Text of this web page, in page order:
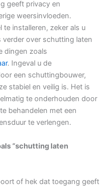
geeft privacy en
weersinvloeden.
te installeren, zeker als u
over schutting laten
dingen zoals
. Ingeval u de
een schuttingbouwer,
stabiel en veilig is. Het is
te onderhouden door
behandelen met een
te verlengen.
“schutting laten
of hek dat toegang geeft